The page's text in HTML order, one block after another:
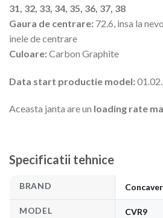
31, 32, 33, 34, 35, 36, 37, 38
Gaura de centrare: 72.6, insa la
inele de centrare
Culoare:Carbon Graphite
Data start productie model:
Aceasta janta are un loading rate
Specificatii tehnice
BRAND Concaver
MODEL CVR9